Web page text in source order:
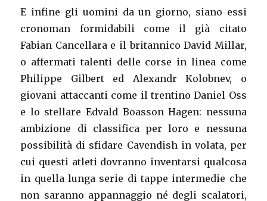
E infine gli uomini da un giorno, siano essi
cronoman formidabili come il già citato
Fabian Cancellara e il britannico David Millar,
o affermati talenti delle corse in linea come
Philippe Gilbert ed Alexandr Kolobnev, o
giovani attaccanti come il trentino Daniel Oss
e lo stellare Edvald Boasson Hagen: nessuna
ambizione di classifica per loro e nessuna
possibilità di sfidare Cavendish in volata, per
cui questi atleti dovranno inventarsi qualcosa
in quella lunga serie di tappe intermedie che
non saranno appannaggio né degli scalatori,